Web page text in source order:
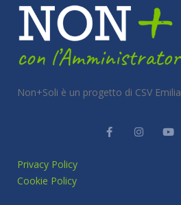
Non+Soli è un progetto di CSV Emilia
Privacy Policy
Cookie Policy